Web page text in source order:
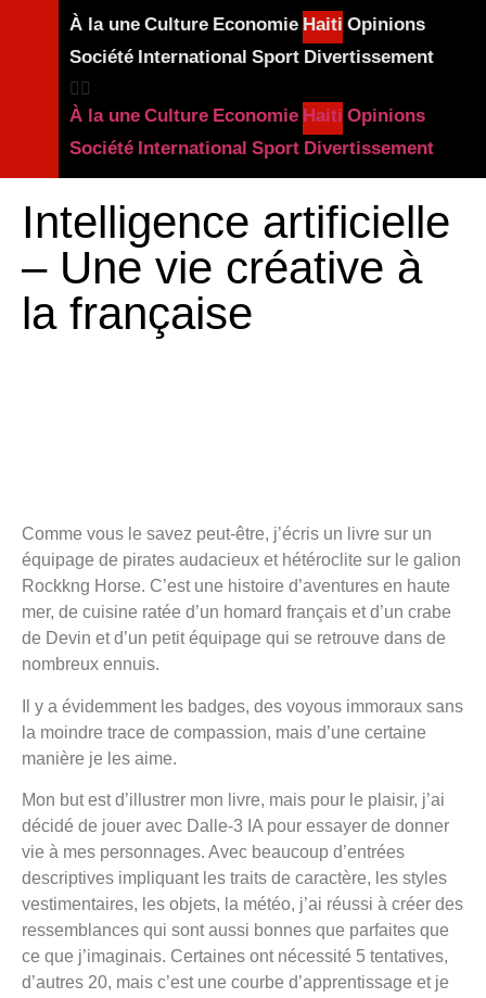
À la une Culture Economie Haiti Opinions
Société International Sport Divertissement
À la une Culture Economie Haiti Opinions
Société International Sport Divertissement
Intelligence artificielle
– Une vie créative à
la française
Comme vous le savez peut-être, j’écris un livre sur un
équipage de pirates audacieux et hétéroclite sur le galion
Rockkng Horse. C’est une histoire d’aventures en haute
mer, de cuisine ratée d’un homard français et d’un crabe
de Devin et d’un petit équipage qui se retrouve dans de
nombreux ennuis.
Il y a évidemment les badges, des voyous immoraux sans
la moindre trace de compassion, mais d’une certaine
manière je les aime.
Mon but est d’illustrer mon livre, mais pour le plaisir, j’ai
décidé de jouer avec Dalle-3 IA pour essayer de donner
vie à mes personnages. Avec beaucoup d’entrées
descriptives impliquant les traits de caractère, les styles
vestimentaires, les objets, la météo, j’ai réussi à créer des
ressemblances qui sont aussi bonnes que parfaites que
ce que j’imaginais. Certaines ont nécessité 5 tentatives,
d’autres 20, mais c’est une courbe d’apprentissage et je